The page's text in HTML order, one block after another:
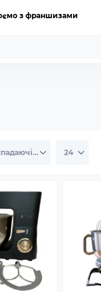
з франшизами